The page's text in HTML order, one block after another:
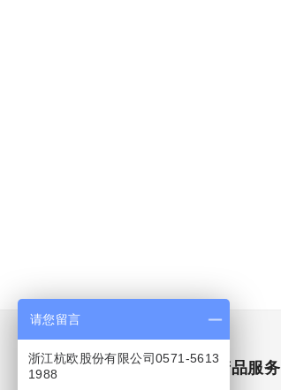
关于杭欧 产品服务
请您留言
浙江杭欧股份有限公司0571-5613
1988